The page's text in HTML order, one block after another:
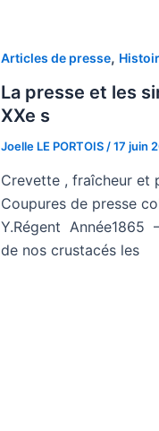
Articles de presse,
La presse et les
XXe s
Joelle LE PORTOIS /17 juin
Crevette , fraîcheur et
Coupures de presse
Y.Régent Année1865
de nos crustacés les